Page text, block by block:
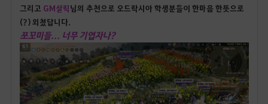
그리고 GM살릭님의 추천으로 오드락시아 학생분들이 한마음 한뜻으로
(?) 외쳤답니다.
쪼꼬미들... 너무 기엽자나?